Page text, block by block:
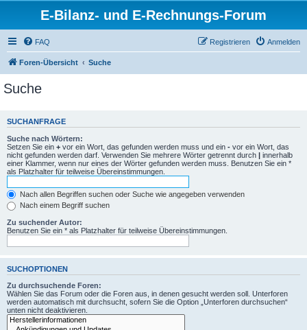
E-Bilanz- und E-Rechnungs-Forum
FAQ Anmelden
Registrieren
Foren-Übersicht Suche
Suche
SUCHANFRAGE
Suche nach Wörtern:
Setzen Sie ein + vor ein Wort, das gefunden werden muss und ein - vor ein Wort, das
nicht gefunden werden darf. Verwenden Sie mehrere Wörter getrennt durch | innerhalb
einer Klammer, wenn nur eines der Wörter gefunden werden muss. Benutzen Sie ein *
als Platzhalter für teilweise Übereinstimmungen.
Nach allen Begriffen suchen oder Suche wie angegeben verwenden
Nach einem Begriff suchen
Zu suchender Autor:
Benutzen Sie ein * als Platzhalter für teilweise Übereinstimmungen.
SUCHOPTIONEN
Zu durchsuchende Foren:
Wählen Sie das Forum oder die Foren aus, in denen gesucht werden soll. Unterforen
werden automatisch mit durchsucht, sofern Sie die Option „Unterforen durchsuchen“
unten nicht deaktivieren.